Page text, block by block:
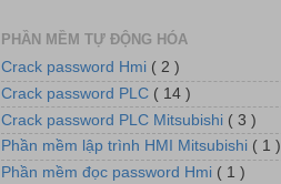
PHẦN MỀM TỰ ĐỘNG HÓA
Crack password Hmi ( 2 )
Crack password PLC ( 14 )
Crack password PLC Mitsubishi ( 3 )
Phần mềm lập trình HMI Mitsubishi ( 1 )
Phần mềm đọc password Hmi ( 1 )